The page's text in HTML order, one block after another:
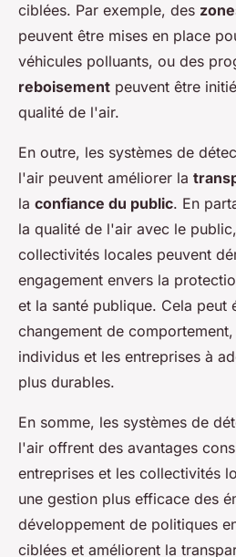
ciblées. Par exemple, des
peuvent être mises en place
véhicules polluants, ou des
reboisement peuvent être
qualité de l'air.
En outre, les systèmes de
l'air peuvent améliorer la
la confiance du public. En
la qualité de l'air avec le
collectivités locales peuvent
engagement envers la
et la santé publique. Cela peut
changement de
individus et les entreprises à
plus durables.
En somme, les systèmes de
l'air offrent des avantages
entreprises et les collectivités
une gestion plus efficace des
développement de politiques
ciblées et améliorent la